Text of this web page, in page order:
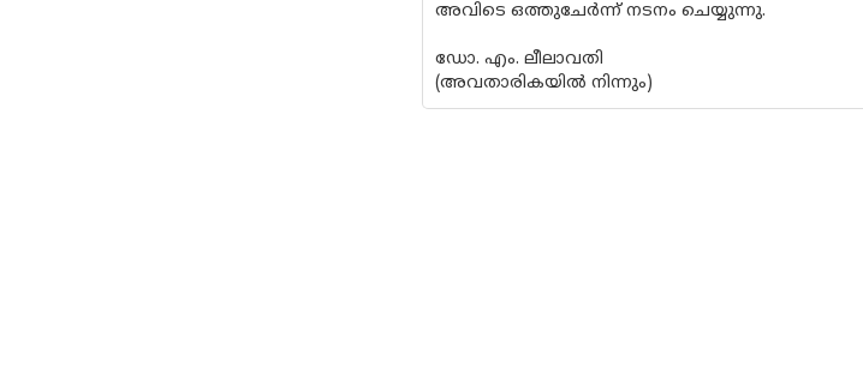
അവിടെ ഒത്തുചേർന്ന് നടനം ചെയ്യുന്നു.
ഡോ. എം. ലീലാവതി
(അവതാരികയിൽ നിന്നും)